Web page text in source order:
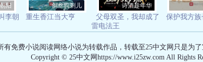
阳
李朝
剑叁狗剩儿
重生香江当大亨
诗酒趁年华
父母双圣，我却成了
雷电法王
保护我方族
有免费小说阅读网络小说为转载作品，转载至25中文网只是为了
Copyright © 25中文网https://www.i25zw.com All Rights